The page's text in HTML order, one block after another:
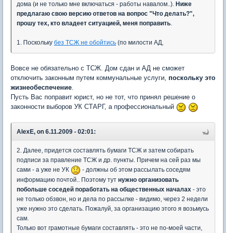
дома (и не только мне включаться - работы навалом..). Ниже
предлагаю свою версию ответов на вопрос "Что делать?",
прошу тех, кто владеет ситуацией, меня поправить.
1. Поскольку без ТСЖ не обойтись (по милости АД,
Вовсе не обязательно с ТСЖ. Дом сдан и АД не сможет
отключить законным путем коммунальные услуги, поскольку это
жизнеобеспечение.
Пусть Вас поправит юрист, но не тот, что принял решение о
законности выборов УК СТАРГ, а профессиональный
AlexE, on 6.11.2009 - 02:01:
2. Далее, придется составлять бумаги ТСЖ и затем собирать
подписи за правление ТСЖ и др. пункты. Причем на сей раз мы
сами - а уже не УК
- должны об этом рассылать соседям
информацию почтой.. Поэтому тут нужно организовать
побольше соседей поработать на общественных началах - это
не только обзвон, но и дела по рассылке - видимо, через 2 недели
уже нужно это сделать. Пожалуй, за организацию этого я возьмусь
сам.
Только вот грамотные бумаги составлять - это не по-моей части,